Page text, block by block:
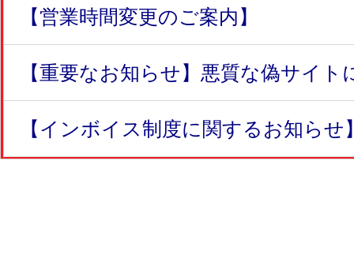
【営業時間変更のご案内】
【重要なお知らせ】悪質な偽サイト
【インボイス制度に関するお知らせ